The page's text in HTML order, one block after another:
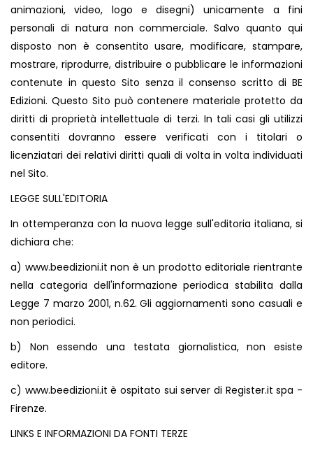
animazioni, video, logo e disegni) unicamente a fini
personali di natura non commerciale. Salvo quanto qui
disposto non è consentito usare, modificare, stampare,
mostrare, riprodurre, distribuire o pubblicare le informazioni
contenute in questo Sito senza il consenso scritto di BE
Edizioni. Questo Sito può contenere materiale protetto da
diritti di proprietà intellettuale di terzi. In tali casi gli utilizzi
consentiti dovranno essere verificati con i titolari o
licenziatari dei relativi diritti quali di volta in volta individuati
nel Sito.
LEGGE SULL'EDITORIA
In ottemperanza con la nuova legge sull'editoria italiana, si
dichiara che:
a) www.beedizioni.it non è un prodotto editoriale rientrante
nella categoria dell'informazione periodica stabilita dalla
Legge 7 marzo 2001, n.62. Gli aggiornamenti sono casuali e
non periodici.
b) Non essendo una testata giornalistica, non esiste
editore.
c) www.beedizioni.it è ospitato sui server di Register.it spa -
Firenze.
LINKS E INFORMAZIONI DA FONTI TERZE